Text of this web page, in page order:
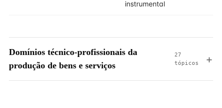
instrumental
Domínios técnico-profissionais da
produção de bens e serviços
27
tópicos